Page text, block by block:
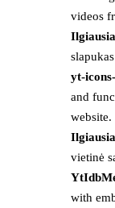
videos
slapukas
yt-
and
website.
vietinė
with